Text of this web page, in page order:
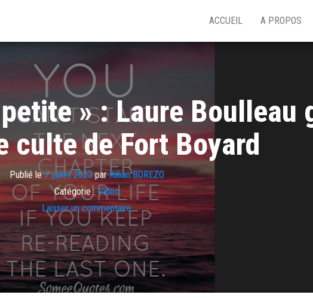
ACCUEIL A PROPOS
» : Laure Boulleau
culte de Fort Boyard
Publié le7 juillet 2023parKillian BOREZO
Catégorie : Video
Laisser un commentaire